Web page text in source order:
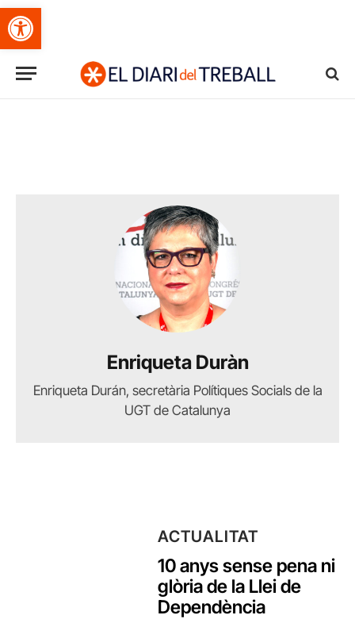
Obre la barra d'eines
Enriqueta Duràn
Enriqueta Durán, secretària Polítiques Socials de la
UGT de Catalunya
ACTUALITAT
10 anys sense pena ni
glòria de la Llei de
Dependència